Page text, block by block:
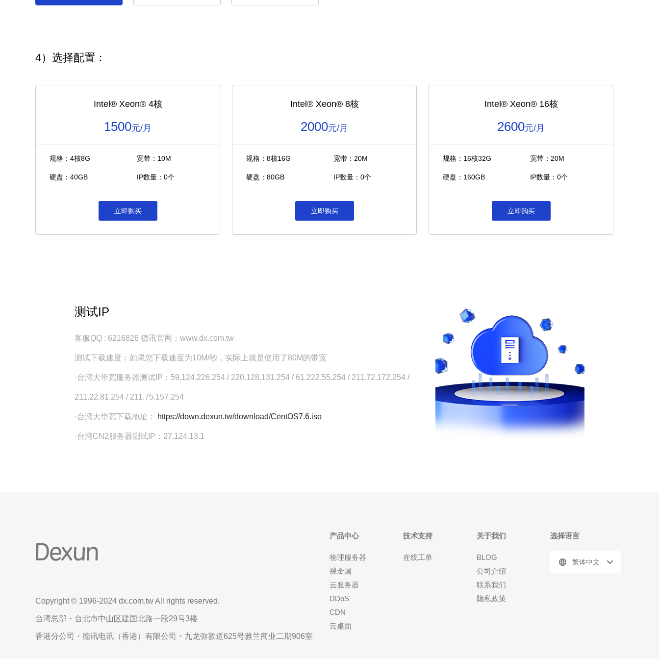
4）选择配置：
Intel®️ Xeon®️ 4核
1500元/月
规格：4核8G
硬盘：40GB
宽带：10M
IP数量：0个
立即购买
Intel®️ Xeon®️ 8核
2000元/月
规格：8核16G
硬盘：80GB
宽带：20M
IP数量：0个
立即购买
Intel®️ Xeon®️ 16核
2600元/月
规格：16核32G
硬盘：160GB
宽带：20M
IP数量：0个
立即购买
测试IP
客服QQ : 6216826 德讯官网：www.dx.com.tw
测试下载速度：如果您下载速度为10M/秒，实际上就是使用了80M的带宽
·台湾大带宽服务器测试IP：59.124.226.254 / 220.128.131.254 / 61.222.55.254 / 211.72.172.254 /
211.22.81.254 / 211.75.157.254
·台湾大带宽下载地址： https://down.dexun.tw/download/CentOS7.6.iso
·台湾CN2服务器测试IP：27.124.13.1
Copyright © 1996-2024 dx.com.tw All rights reserved.
台湾总部・台北市中山区建国北路一段29号3楼
香港分公司・德讯电讯（香港）有限公司・九龙弥敦道625号雅兰商业二期906室
产品中心
物理服务器
裸金属
云服务器
DDoS
CDN
云桌面
技术支持
在线工单
关于我们
BLOG
公司介绍
联系我们
隐私政策
选择语言
繁体中文